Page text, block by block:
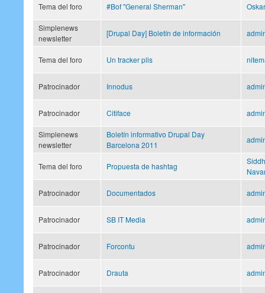
Tema del foro #Bof "General Sherman"
Simplenews
newsletter
[Drupal Day] Boletín de información
Tema del foro Un tracker plis
Patrocinador Innodus
Patrocinador Citiface
Simplenews
newsletter
Boletín informativo Drupal Day
Barcelona 2011
Tema del foro Propuesta de hashtag
Patrocinador Documentados
Patrocinador SB IT Media
Patrocinador Forcontu
Patrocinador Drauta